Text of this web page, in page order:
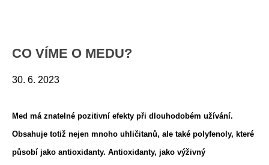
CO VÍME O MEDU?
30. 6. 2023
Med má znatelné pozitivní efekty při dlouhodobém užívání.
Obsahuje totiž nejen mnoho uhličitanů, ale také polyfenoly, které
působí jako antioxidanty. Antioxidanty, jako výživný